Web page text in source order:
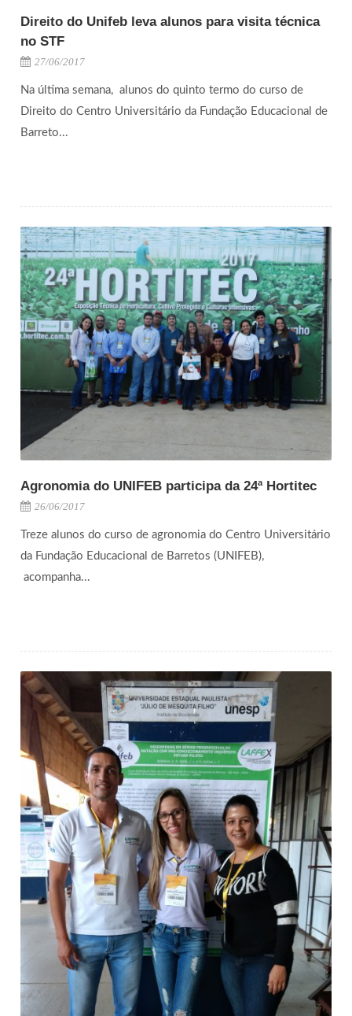
Direito do Unifeb leva alunos para visita técnica
no STF
27/06/2017
Na última semana, alunos do quinto termo do curso de
Direito do Centro Universitário da Fundação Educacional de
Barreto...
Agronomia do UNIFEB participa da 24ª Hortitec
26/06/2017
Treze alunos do curso de agronomia do Centro Universitário
da Fundação Educacional de Barretos (UNIFEB),
acompanha...